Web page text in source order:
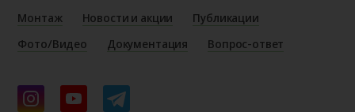
Монтаж
Новости и акции
Публикации
Фото/Видео
Документация Вопрос-ответ